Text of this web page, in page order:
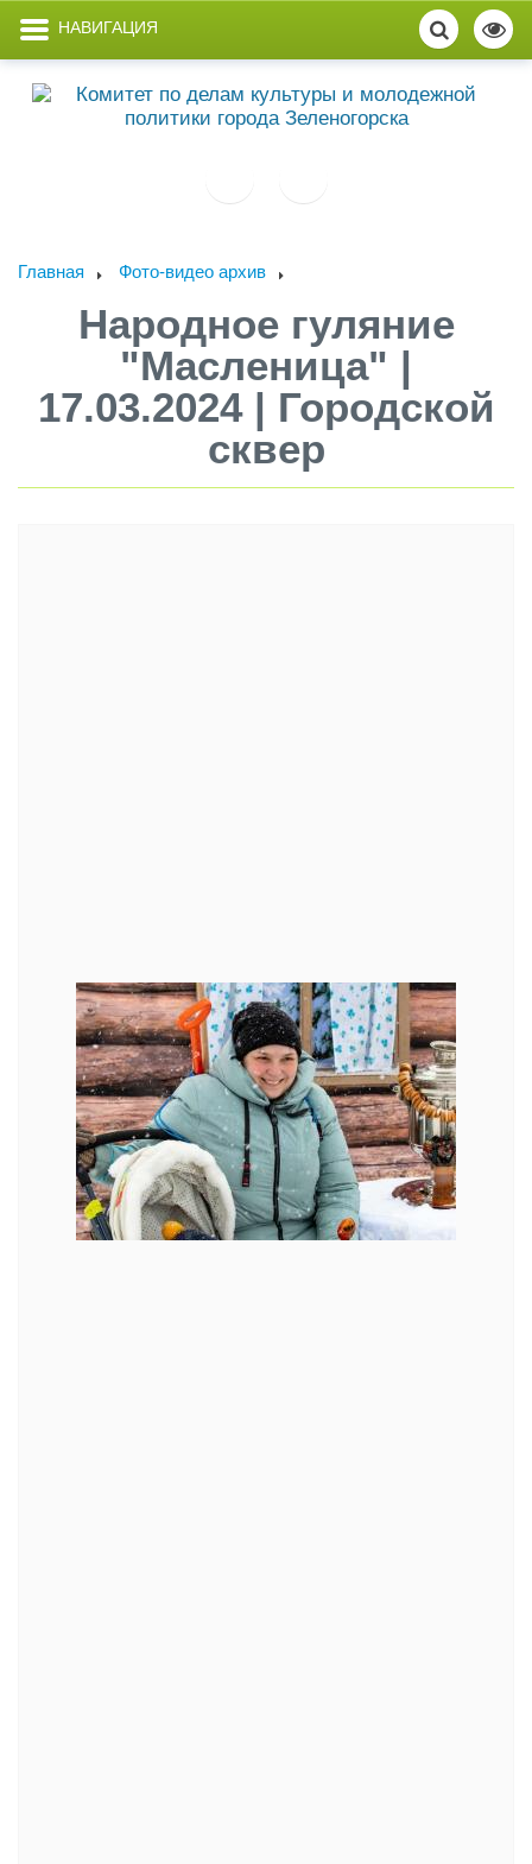
НАВИГАЦИЯ
Главная Фото-видео архив
Народное гуляние
"Масленица" |
17.03.2024 | Городской
сквер